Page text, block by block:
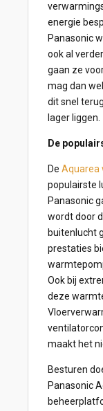
energie
Panasonic
ook al
gaan ze
mag dan
dit snel
lager liggen.
De
De Aquarea
populairste
Panasonic
wordt door
buitenlucht
prestaties
Ook bij
deze
maakt het
Besturen
Panasonic